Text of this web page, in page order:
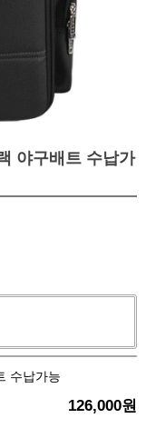
야구배트 수납가
수납가능
126,000원